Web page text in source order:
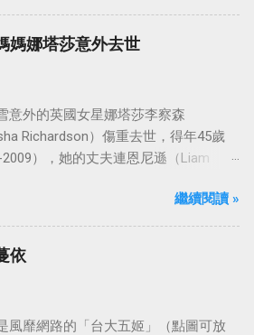
年9月24日至1986年5月24日於美國
首播，共播出了249集。 令人懷念的愛
：
媽娜塔莎意外去世
意外的英國女星娜塔莎李察森
Richardson）傷重去世，得年45歲
2009），她的丈夫連恩尼遜（Liam
希望外界給他們空間撫平傷痛。繼續閱讀 »
依
風靡網路的「台大五姬」（點圖可放